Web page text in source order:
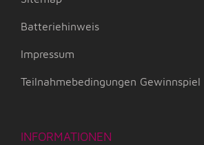
Batteriehinweis
Impressum
Teilnahmebedingungen Gewinnspiel
INFORMATIONEN